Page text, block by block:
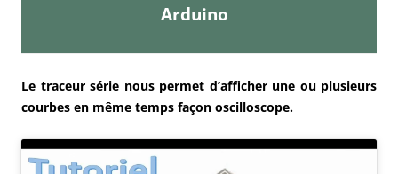
Arduino
Le traceur série nous permet d’afficher une ou plusieurs
courbes en même temps façon oscilloscope.